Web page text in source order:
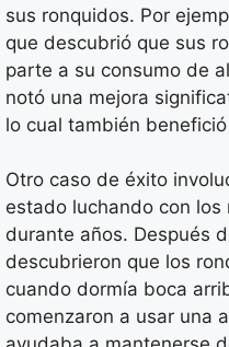
sus ronquidos. Por
que descubrió que sus
parte a su consumo de
notó una mejora
lo cual también
Otro caso de éxito
estado luchando con
durante años. Después
descubrieron que los
cuando dormía boca
comenzaron a usar una